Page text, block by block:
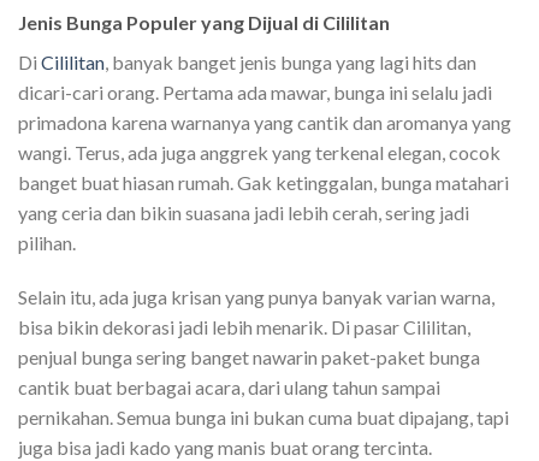
Jenis Bunga Populer yang Dijual di Cililitan
Di Cililitan , banyak banget jenis bunga yang lagi hits dan
dicari-cari orang. Pertama ada mawar, bunga ini selalu jadi
primadona karena warnanya yang cantik dan aromanya yang
wangi. Terus, ada juga anggrek yang terkenal elegan, cocok
banget buat hiasan rumah. Gak ketinggalan, bunga matahari
yang ceria dan bikin suasana jadi lebih cerah, sering jadi
pilihan.
Selain itu, ada juga krisan yang punya banyak varian warna,
bisa bikin dekorasi jadi lebih menarik. Di pasar Cililitan,
penjual bunga sering banget nawarin paket-paket bunga
cantik buat berbagai acara, dari ulang tahun sampai
pernikahan. Semua bunga ini bukan cuma buat dipajang, tapi
juga bisa jadi kado yang manis buat orang tercinta.